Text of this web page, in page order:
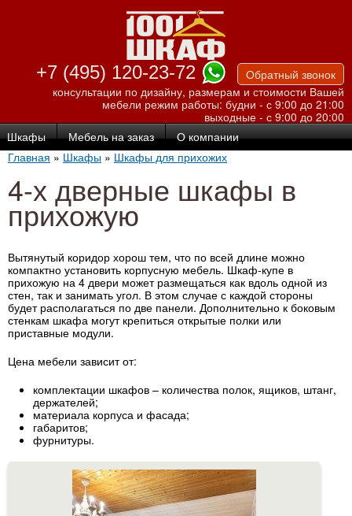
Перейти к
основному
содержанию
+7 (495) 120-23-72
Обратный звонок
консультации по дизайну, размерам и стоимости Вашей
мебели режим работы: будни - с 9:00 до 21:00
выходные - с 9:00 до 20:00
Шкафы Мебель на заказ О компании
Главная » Шкафы » Шкафы для прихожих
4-х дверные шкафы в
прихожую
Вытянутый коридор хорош тем, что по всей длине можно
компактно установить корпусную мебель. Шкаф-купе в
прихожую на 4 двери может размещаться как вдоль одной из
стен, так и занимать угол. В этом случае с каждой стороны
будет располагаться по две панели. Дополнительно к боковым
стенкам шкафа могут крепиться открытые полки или
приставные модули.
Цена мебели зависит от:
комплектации шкафов – количества полок, ящиков, штанг,
держателей;
материала корпуса и фасада;
габаритов;
фурнитуры.